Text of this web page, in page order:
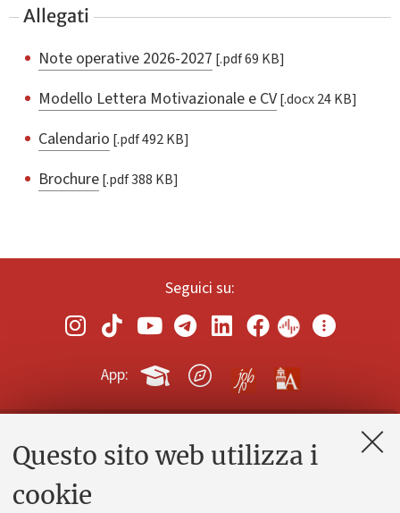
Questo sito web utilizza i
cookie
Allegati
Note operative 2026-2027 [.pdf 69 KB]
Modello Lettera Motivazionale e CV[.docx 24 KB]
Calendario [.pdf 492 KB]
Brochure[.pdf 388 KB]
Seguici su:
App:
Contatti e PEC